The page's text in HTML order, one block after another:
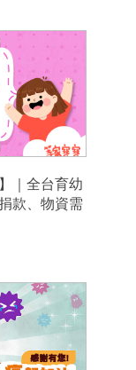
｜全台育幼
款、物資需